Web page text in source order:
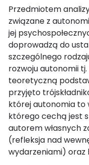
Przedmiotem
związane z
jej
doprowadzą do
szczególnego
rozwoju autonomii
teoretyczną
przyjęto
której autonomia to
którego cechą jest
autorem własnych
(refleksja nad
wydarzeniami) oraz